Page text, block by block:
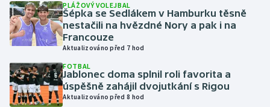
Krasobruslení
Lezení
Lyže a snowboard
Moderní pětiboj
PLÁŽOVÝ VOLEJBAL
Šépka se Sedlákem v Hamburku těsně
nestačili na hvězdné Nory a pak i na
Francouze
Aktualizováno před 7 hod
FOTBAL
Jablonec doma splnil roli favorita a
úspěšně zahájil dvojutkání s Rigou
Aktualizováno před 8 hod